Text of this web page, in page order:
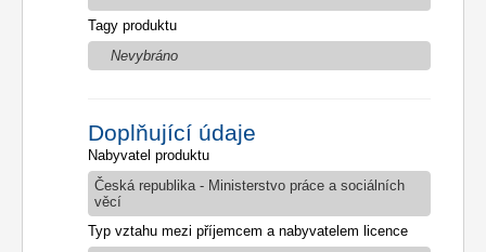
Tagy produktu
Nevybráno
Doplňující údaje
Nabyvatel produktu
Česká republika - Ministerstvo práce a sociálních
věcí
Typ vztahu mezi příjemcem a nabyvatelem licence